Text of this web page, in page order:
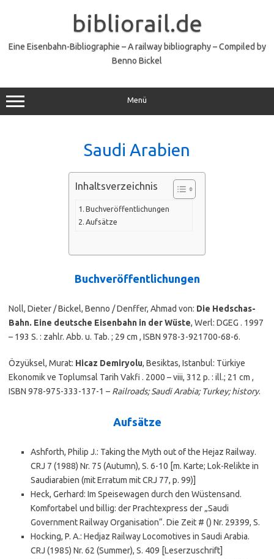
bibliorail.de
Eine Eisenbahn-Bibliographie – A railway bibliography – Compiled by
Benno Bickel
Menü
Saudi Arabien
Inhaltsverzeichnis
Buchveröffentlichungen
Aufsätze
Buchveröffentlichungen
Noll, Dieter / Bickel, Benno / Denffer, Ahmad von: Die Hedschas-
Bahn. Eine deutsche Eisenbahn in der Wüste, Werl: DGEG . 1997
– 193 S. : zahlr. Abb. u. Tab. ; 29 cm , ISBN 978-3-921700-68-6.
Özyüksel, Murat: Hicaz Demiryolu, Besiktas, Istanbul: Türkiye
Ekonomik ve Toplumsal Tarih Vakfi . 2000 – viii, 312 p. : ill.; 21 cm ,
ISBN 978-975-333-137-1 – Railroads; Saudi Arabia; Turkey; history.
Aufsätze
Ashforth, Philip J.: Taking the Myth out of the Hejaz Railway.
CRJ 7 (1988) Nr. 75 (Autumn), S. 6-10 [m. Karte; Lok-Relikte in
Saudiarabien (mit Erratum mit CRJ 77, p. 99)]
Heck, Gerhard: Im Speisewagen durch den Wüstensand.
Komfortabel und billig: der Prachtexpress der „Saudi
Government Railway Organisation“. Die Zeit # () Nr. 29399, S.
Hocking, P. A.: Hedjaz Railway Locomotives in Saudi Arabia.
CRJ (1985) Nr. 62 (Summer), S. 409 [Leserzuschrift]